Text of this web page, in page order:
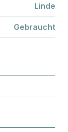
Linde
Gebraucht